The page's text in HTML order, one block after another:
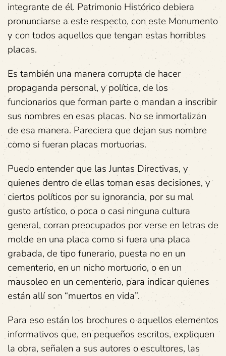
integrante de él. Patrimonio Histórico debiera
pronunciarse a este respecto, con este Monumento
y con todos aquellos que tengan estas horribles
placas.
Es también una manera corrupta de hacer
propaganda personal, y política, de los
funcionarios que forman parte o mandan a inscribir
sus nombres en esas placas. No se inmortalizan
de esa manera. Pareciera que dejan sus nombre
como si fueran placas mortuorias.
Puedo entender que las Juntas Directivas, y
quienes dentro de ellas toman esas decisiones, y
ciertos políticos por su ignorancia, por su mal
gusto artístico, o poca o casi ninguna cultura
general, corran preocupados por verse en letras de
molde en una placa como si fuera una placa
grabada, de tipo funerario, puesta no en un
cementerio, en un nicho mortuorio, o en un
mausoleo en un cementerio, para indicar quienes
están allí son “muertos en vida”.
Para eso están los brochures o aquellos elementos
informativos que, en pequeños escritos, expliquen
la obra, señalen a sus autores o escultores, las